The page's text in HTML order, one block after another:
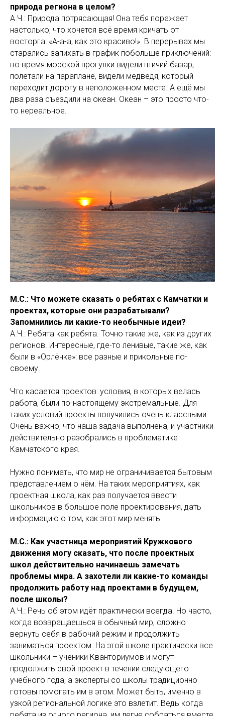
природа региона в целом?
А.Ч.: Природа потрясающая! Она тебя поражает
настолько, что хочется всё время кричать от
восторга: «А-а-а, как это красиво!». В перерывах мы
старались запихать в график побольше приключений:
во время морской прогулки видели птичий базар,
полетали на параплане, видели медведя, который
переходит дорогу в неположенном месте. А ещё мы
два раза съездили на океан. Океан – это просто что-
то нереальное.
М.С.: Что можете сказать о ребятах с Камчатки и
проектах, которые они разрабатывали?
Запомнились ли какие-то необычные идеи?
А.Ч.: Ребята как ребята. Точно такие же, как из других
регионов. Интересные, где-то ленивые, такие же, как
были в «Орлёнке»: все разные и прикольные по-
своему.
Что касается проектов: условия, в которых велась
работа, были по-настоящему экстремальные. Для
таких условий проекты получились очень классными.
Очень важно, что наша задача выполнена, и участники
действительно разобрались в проблематике
Камчатского края.
Нужно понимать, что мир не ограничивается бытовым
представлением о нём. На таких мероприятиях, как
проектная школа, как раз получается ввести
школьников в большое поле проектирования, дать
информацию о том, как этот мир менять.
М.С.: Как участница мероприятий Кружкового
движения могу сказать, что после проектных
школ действительно начинаешь замечать
проблемы мира. А захотели ли какие-то команды
продолжить работу над проектами в будущем,
после школы?
А.Ч.: Речь об этом идёт практически всегда. Но часто,
когда возвращаешься в обычный мир, сложно
вернуть себя в рабочий режим и продолжить
заниматься проектом. На этой школе практически все
школьники – ученики Кванториумов и могут
продолжить свой проект в течении следующего
учебного года, а эксперты со школы традиционно
готовы помогать им в этом. Может быть, именно в
узкой региональной логике это взлетит. Ведь когда